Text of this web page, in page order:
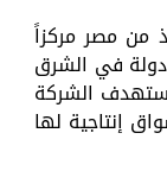
من مصر مركزاً
إقليمياً لتصدير منتجاتها إلى أكثر من 30 دولة في الشرق
تستهدف الشركة
أن تكون مصر ضمن أكبر 10 أسواق إنتاجية لها